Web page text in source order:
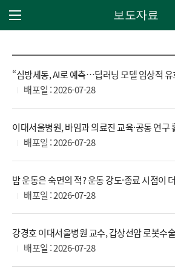
보도자료
“심방세동, AI로 예측…딥러닝 모델 임상적 유
배포일 : 2026-07-28
이대서울병원, 바임과 의료진 교육·공동 연구
배포일 : 2026-07-28
밤 운동은 숙면의 적? 운동 강도·종료 시점이
배포일 : 2026-07-28
강경호 이대서울병원 교수, 갑상선암 로봇수
배포일 : 2026-07-28